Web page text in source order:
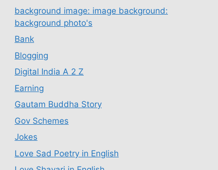
background image: image background:
background photo's
Bank
Blogging
Digital India A 2 Z
Earning
Gautam Buddha Story
Gov Schemes
Jokes
Love Sad Poetry in English